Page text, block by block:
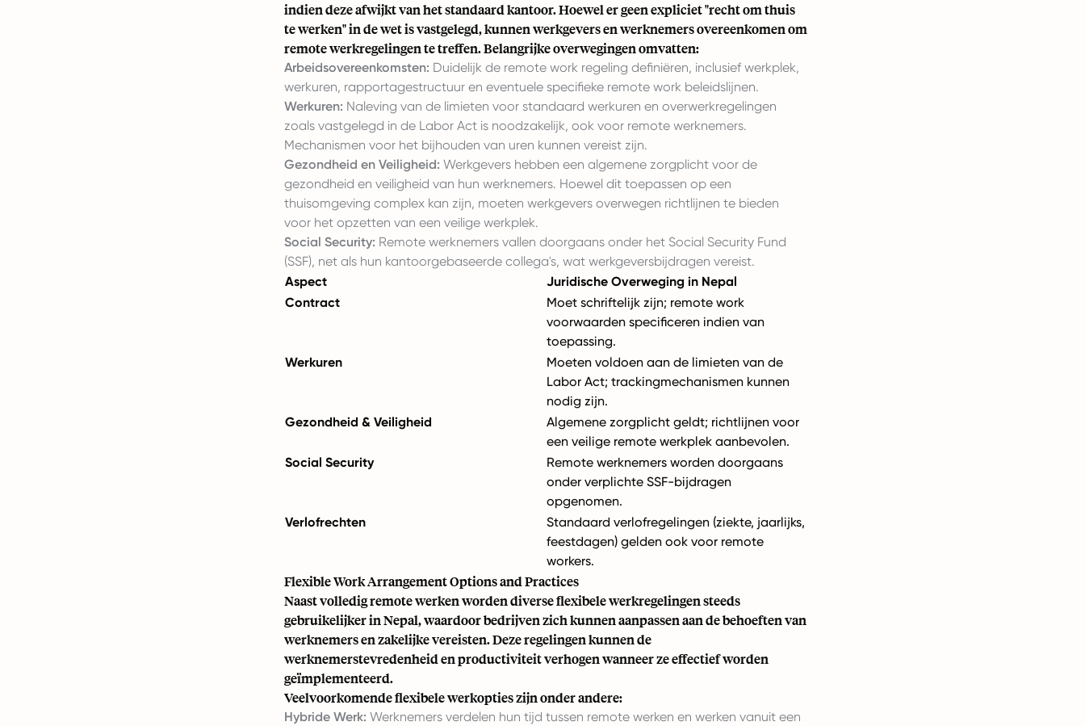
indien deze afwijkt van het standaard kantoor. Hoewel er geen expliciet "recht om thuis
te werken" in de wet is vastgelegd, kunnen werkgevers en werknemers overeenkomen om
remote werkregelingen te treffen. Belangrijke overwegingen omvatten:
Arbeidsovereenkomsten: Duidelijk de remote work regeling definiëren, inclusief werkplek,
werkuren, rapportagestructuur en eventuele specifieke remote work beleidslijnen.
Werkuren: Naleving van de limieten voor standaard werkuren en overwerkregelingen
zoals vastgelegd in de Labor Act is noodzakelijk, ook voor remote werknemers.
Mechanismen voor het bijhouden van uren kunnen vereist zijn.
Gezondheid en Veiligheid: Werkgevers hebben een algemene zorgplicht voor de
gezondheid en veiligheid van hun werknemers. Hoewel dit toepassen op een
thuisomgeving complex kan zijn, moeten werkgevers overwegen richtlijnen te bieden
voor het opzetten van een veilige werkplek.
Social Security: Remote werknemers vallen doorgaans onder het Social Security Fund
(SSF), net als hun kantoorgebaseerde collega's, wat werkgeversbijdragen vereist.
Aspect
Juridische Overweging in Nepal
Contract
Moet schriftelijk zijn; remote work
voorwaarden specificeren indien van
toepassing.
Werkuren
Moeten voldoen aan de limieten van de
Labor Act; trackingmechanismen kunnen
nodig zijn.
Gezondheid & Veiligheid
Algemene zorgplicht geldt; richtlijnen voor
een veilige remote werkplek aanbevolen.
Social Security
Remote werknemers worden doorgaans
onder verplichte SSF-bijdragen
opgenomen.
Verlofrechten
Standaard verlofregelingen (ziekte, jaarlijks,
feestdagen) gelden ook voor remote
workers.
Flexible Work Arrangement Options and Practices
Naast volledig remote werken worden diverse flexibele werkregelingen steeds
gebruikelijker in Nepal, waardoor bedrijven zich kunnen aanpassen aan de behoeften van
werknemers en zakelijke vereisten. Deze regelingen kunnen de
werknemerstevredenheid en productiviteit verhogen wanneer ze effectief worden
geïmplementeerd.
Veelvoorkomende flexibele werkopties zijn onder andere:
Hybride Werk: Werknemers verdelen hun tijd tussen remote werken en werken vanuit een